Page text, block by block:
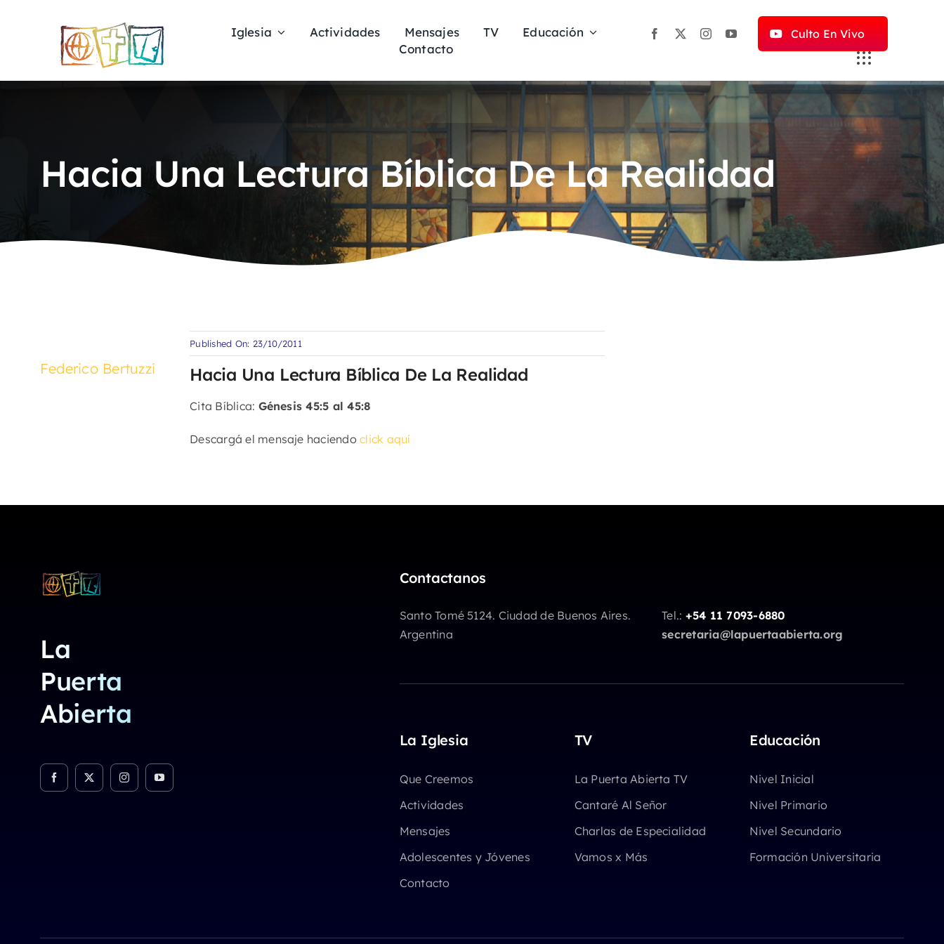
Iglesia Actividades Mensajes TV
Educación
Contacto
Culto En Vivo
Hacia Una Lectura Bíblica De La Realidad
Federico Bertuzzi
Published On: 23/10/2011
Hacia Una Lectura Bíblica De La Realidad
Cita Bíblica: Génesis 45:5 al 45:8
Descargá el mensaje haciendoclick aquí
La
Puerta
Abierta
Contactanos
Santo Tomé 5124. Ciudad de Buenos Aires.
Argentina
Tel.: +54 11 7093-6880
secretaria@lapuertaabierta.org
La Iglesia
Que Creemos
Actividades
Mensajes
Adolescentes y Jóvenes
Contacto
TV
La Puerta Abierta TV
Cantaré Al Señor
Charlas de Especialidad
Vamos x Más
Educación
Nivel Inicial
Nivel Primario
Nivel Secundario
Formación Universitaria